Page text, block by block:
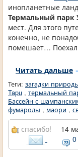
инопланетные
Термальный парк
мест. Для этого
конечно, не
помешает…
Читать дальше
Теги: загадки
Tapu , термальный
Бассейн с
фумаролы , маори ,
спасибо! 14
0